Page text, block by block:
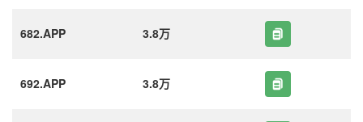
682.APP 3.8万
692.APP 3.8万